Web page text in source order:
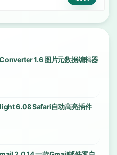
1.6 图片元数据编辑器
6.08 Safari自动高亮插件